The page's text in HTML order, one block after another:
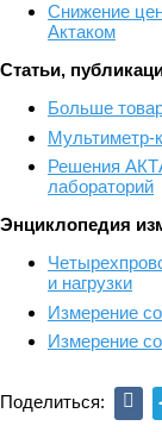
Снижение
Актаком
Статьи,
Больше
Решения
лабораторий
Энциклопедия
и нагрузки
Измерение
Измерение
Поделиться: